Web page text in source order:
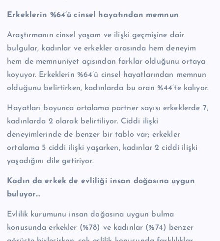
Erkeklerin %64’ü cinsel hayatından memnun
Araştırmanın cinsel yaşam ve ilişki geçmişine dair
bulgular, kadınlar ve erkekler arasında hem deneyim
hem de memnuniyet açısından farklar olduğunu ortaya
koyuyor. Erkeklerin %64’ü cinsel hayatlarından memnun
olduğunu belirtirken, kadınlarda bu oran %44’te kalıyor.
Hayatları boyunca ortalama partner sayısı erkeklerde 7,
kadınlarda 2 olarak belirtiliyor. Ciddi ilişki
deneyimlerinde de benzer bir tablo var; erkekler
ortalama 5 ciddi ilişki yaşarken, kadınlar 2 ciddi ilişki
yaşadığını dile getiriyor.
Kadın da erkek de evliliği insan doğasına uygun
buluyor…
Evlilik kurumunu insan doğasına uygun bulma
konusunda erkekler (%78) ve kadınlar (%74) benzer